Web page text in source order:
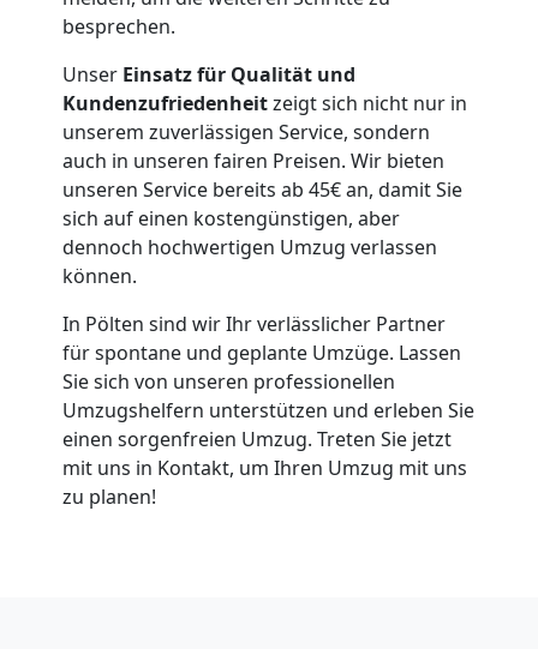
besprechen.
Unser Einsatz für Qualität und
Kundenzufriedenheitzeigt sich nicht nur in
unserem zuverlässigen Service, sondern
auch in unseren fairen Preisen. Wir bieten
unseren Service bereits ab 45€ an, damit Sie
sich auf einen kostengünstigen, aber
dennoch hochwertigen Umzug verlassen
können.
In Pölten sind wir Ihr verlässlicher Partner
für spontane und geplante Umzüge. Lassen
Sie sich von unseren professionellen
Umzugshelfern unterstützen und erleben Sie
einen sorgenfreien Umzug. Treten Sie jetzt
mit uns in Kontakt, um Ihren Umzug mit uns
zu planen!
Beiladung
National
Beiladung
International
Internationaler
Umzug
Nationaler